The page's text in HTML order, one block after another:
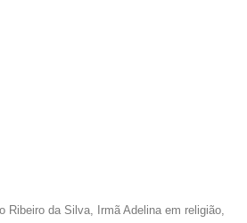
Ribeiro da Silva, Irmã Adelina em religião,